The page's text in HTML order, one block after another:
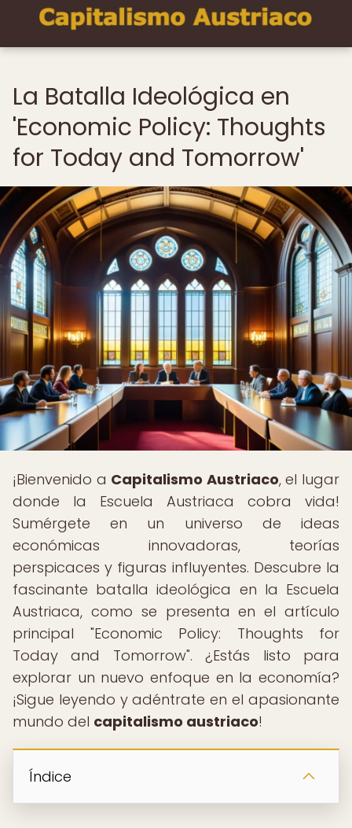
La Batalla Ideológica en
'Economic Policy: Thoughts
for Today and Tomorrow'
¡Bienvenido a Capitalismo Austriaco, el lugar
donde la Escuela Austriaca cobra vida!
Sumérgete en un universo de ideas
económicas innovadoras, teorías
perspicaces y figuras influyentes. Descubre la
fascinante batalla ideológica en la Escuela
Austriaca, como se presenta en el artículo
principal "Economic Policy: Thoughts for
Today and Tomorrow". ¿Estás listo para
explorar un nuevo enfoque en la economía?
¡Sigue leyendo y adéntrate en el apasionante
mundo del capitalismo austriaco!
Índice